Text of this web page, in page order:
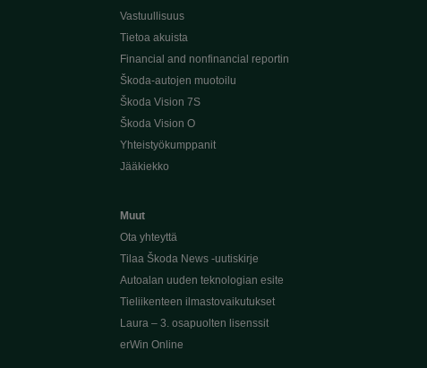
Vastuullisuus
Tietoa akuista
Financial and nonfinancial reportin
Škoda-autojen muotoilu
Škoda Vision 7S
Škoda Vision O
Yhteistyökumppanit
Jääkiekko
Muut
Ota yhteyttä
Tilaa Škoda News -uutiskirje
Autoalan uuden teknologian esite
Tieliikenteen ilmastovaikutukset
Laura – 3. osapuolten lisenssit
erWin Online